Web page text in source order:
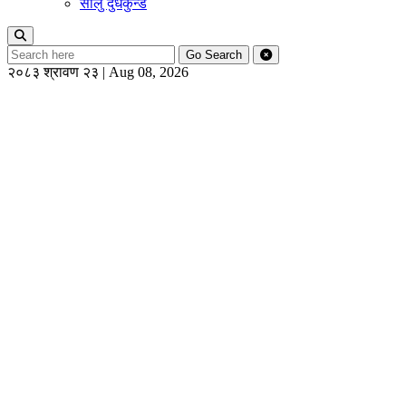
सोलु दुधकुन्ड
Go Search
२०८३ श्रावण २३ | Aug 08, 2026